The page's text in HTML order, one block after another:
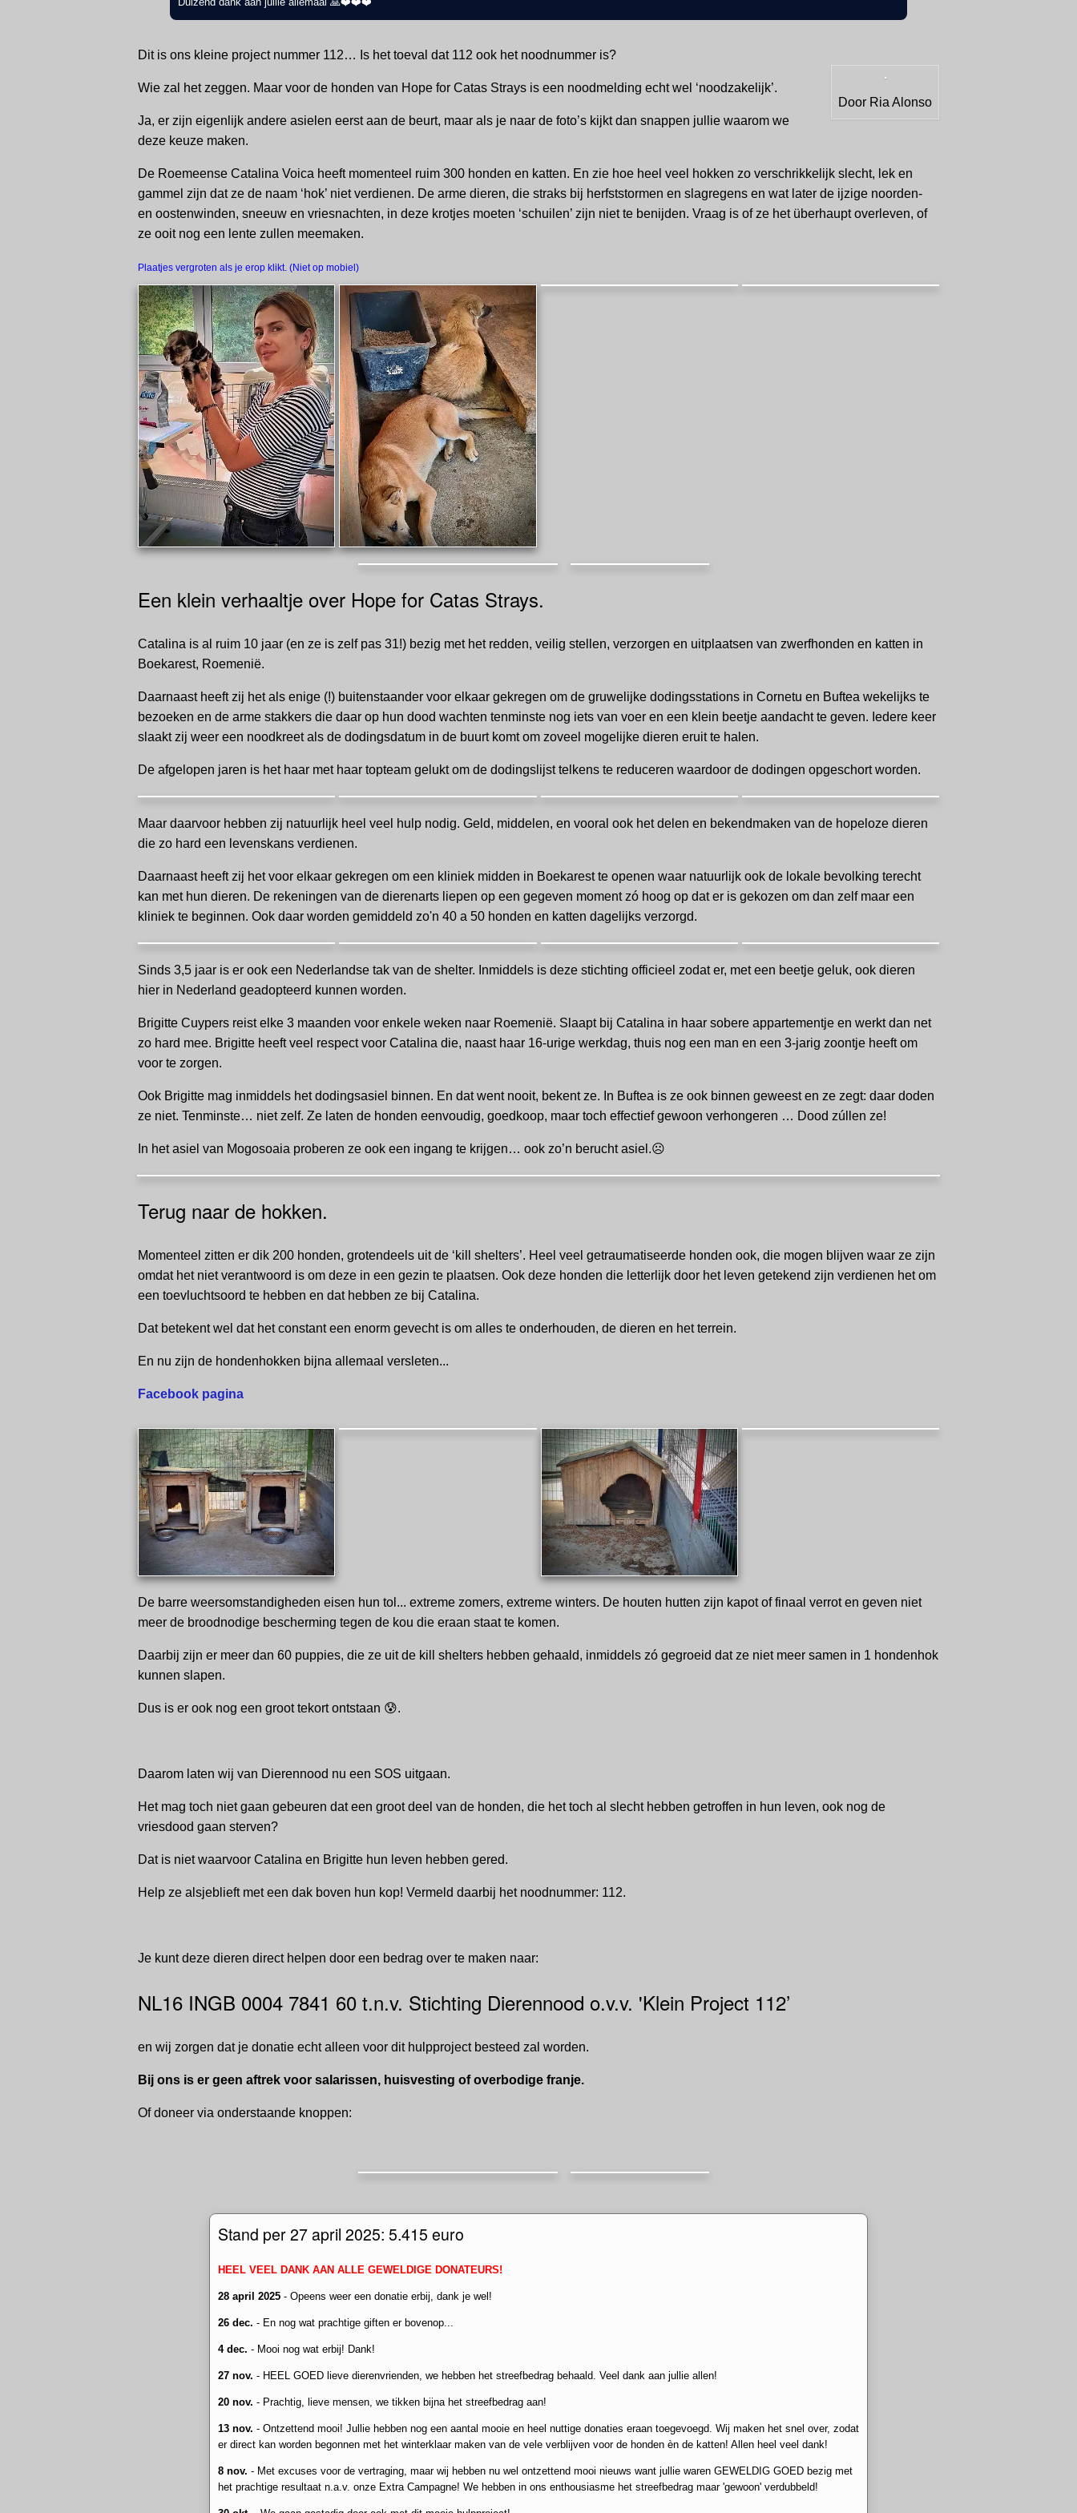
Door Ria Alonso
Dit is ons kleine project nummer 112… Is het toeval dat 112 ook het noodnummer is?
Wie zal het zeggen. Maar voor de honden van Hope for Catas Strays is een noodmelding echt wel ‘noodzakelijk’.
Ja, er zijn eigenlijk andere asielen eerst aan de beurt, maar als je naar de foto’s kijkt dan snappen jullie waarom we
deze keuze maken.
De Roemeense Catalina Voica heeft momenteel ruim 300 honden en katten. En zie hoe heel veel hokken zo verschrikkelijk slecht, lek en
gammel zijn dat ze de naam ‘hok’ niet verdienen. De arme dieren, die straks bij herfststormen en slagregens en wat later de ijzige noorden-
en oostenwinden, sneeuw en vriesnachten, in deze krotjes moeten ‘schuilen’ zijn niet te benijden. Vraag is of ze het überhaupt overleven, of
ze ooit nog een lente zullen meemaken.
Plaatjes vergroten als je erop klikt. (Niet op mobiel)
Een klein verhaaltje over Hope for Catas Strays.
Catalina is al ruim 10 jaar (en ze is zelf pas 31!) bezig met het redden, veilig stellen, verzorgen en uitplaatsen van zwerfhonden en katten in
Boekarest, Roemenië.
Daarnaast heeft zij het als enige (!) buitenstaander voor elkaar gekregen om de gruwelijke dodingsstations in Cornetu en Buftea wekelijks te
bezoeken en de arme stakkers die daar op hun dood wachten tenminste nog iets van voer en een klein beetje aandacht te geven. Iedere keer
slaakt zij weer een noodkreet als de dodingsdatum in de buurt komt om zoveel mogelijke dieren eruit te halen.
De afgelopen jaren is het haar met haar topteam gelukt om de dodingslijst telkens te reduceren waardoor de dodingen opgeschort worden.
Maar daarvoor hebben zij natuurlijk heel veel hulp nodig. Geld, middelen, en vooral ook het delen en bekendmaken van de hopeloze dieren
die zo hard een levenskans verdienen.
Daarnaast heeft zij het voor elkaar gekregen om een kliniek midden in Boekarest te openen waar natuurlijk ook de lokale bevolking terecht
kan met hun dieren. De rekeningen van de dierenarts liepen op een gegeven moment zó hoog op dat er is gekozen om dan zelf maar een
kliniek te beginnen. Ook daar worden gemiddeld zo'n 40 a 50 honden en katten dagelijks verzorgd.
Sinds 3,5 jaar is er ook een Nederlandse tak van de shelter. Inmiddels is deze stichting officieel zodat er, met een beetje geluk, ook dieren
hier in Nederland geadopteerd kunnen worden.
Brigitte Cuypers reist elke 3 maanden voor enkele weken naar Roemenië. Slaapt bij Catalina in haar sobere appartementje en werkt dan net
zo hard mee. Brigitte heeft veel respect voor Catalina die, naast haar 16-urige werkdag, thuis nog een man en een 3-jarig zoontje heeft om
voor te zorgen.
Ook Brigitte mag inmiddels het dodingsasiel binnen. En dat went nooit, bekent ze. In Buftea is ze ook binnen geweest en ze zegt: daar doden
ze niet. Tenminste… niet zelf. Ze laten de honden eenvoudig, goedkoop, maar toch effectief gewoon verhongeren … Dood zúllen ze!
In het asiel van Mogosoaia proberen ze ook een ingang te krijgen… ook zo’n berucht asiel.☹
Terug naar de hokken.
Momenteel zitten er dik 200 honden, grotendeels uit de ‘kill shelters’. Heel veel getraumatiseerde honden ook, die mogen blijven waar ze zijn
omdat het niet verantwoord is om deze in een gezin te plaatsen. Ook deze honden die letterlijk door het leven getekend zijn verdienen het om
een toevluchtsoord te hebben en dat hebben ze bij Catalina.
Dat betekent wel dat het constant een enorm gevecht is om alles te onderhouden, de dieren en het terrein.
En nu zijn de hondenhokken bijna allemaal versleten...
Facebook pagina
De barre weersomstandigheden eisen hun tol... extreme zomers, extreme winters. De houten hutten zijn kapot of finaal verrot en geven niet
meer de broodnodige bescherming tegen de kou die eraan staat te komen.
Daarbij zijn er meer dan 60 puppies, die ze uit de kill shelters hebben gehaald, inmiddels zó gegroeid dat ze niet meer samen in 1 hondenhok
kunnen slapen.
Dus is er ook nog een groot tekort ontstaan 😰.
Daarom laten wij van Dierennood nu een SOS uitgaan.
Het mag toch niet gaan gebeuren dat een groot deel van de honden, die het toch al slecht hebben getroffen in hun leven, ook nog de
vriesdood gaan sterven?
Dat is niet waarvoor Catalina en Brigitte hun leven hebben gered.
Help ze alsjeblieft met een dak boven hun kop! Vermeld daarbij het noodnummer: 112.
Je kunt deze dieren direct helpen door een bedrag over te maken naar:
NL16 INGB 0004 7841 60 t.n.v. Stichting Dierennood o.v.v. 'Klein Project 112’
en wij zorgen dat je donatie echt alleen voor dit hulpproject besteed zal worden.
Bij ons is er geen aftrek voor salarissen, huisvesting of overbodige franje.
Of doneer via onderstaande knoppen:
Stand per 27 april 2025: 5.415 euro
HEEL VEEL DANK AAN ALLE GEWELDIGE DONATEURS!
28 april 2025 - Opeens weer een donatie erbij, dank je wel!
26 dec. - En nog wat prachtige giften er bovenop...
4 dec. - Mooi nog wat erbij! Dank!
27 nov. - HEEL GOED lieve dierenvrienden, we hebben het streefbedrag behaald. Veel dank aan jullie allen!
20 nov. - Prachtig, lieve mensen, we tikken bijna het streefbedrag aan!
13 nov. - Ontzettend mooi! Jullie hebben nog een aantal mooie en heel nuttige donaties eraan toegevoegd. Wij maken het snel over, zodat
er direct kan worden begonnen met het winterklaar maken van de vele verblijven voor de honden èn de katten! Allen heel veel dank!
8 nov. - Met excuses voor de vertraging, maar wij hebben nu wel ontzettend mooi nieuws want jullie waren GEWELDIG GOED bezig met
het prachtige resultaat n.a.v. onze Extra Campagne! We hebben in ons enthousiasme het streefbedrag maar 'gewoon' verdubbeld!